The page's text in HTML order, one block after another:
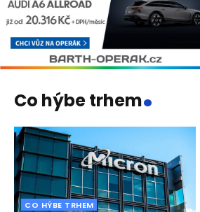
Co hýbe trhem.
CO HÝBE TRHEM